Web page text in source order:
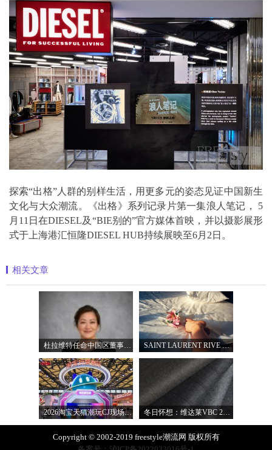
探索“出格”人群的别样生活，用更多元的姿态见证中国新生
文化与大众潮流。《出格》系列记录片第一集浪人笔记， 5
月11日在DIESEL及“BIE别的”官方媒体首映，并以摄影展形
式于上海港汇恒隆DIESEL HUB持续展映至6月2日。
相关文章
杜拉维特任命中国区董事总经理杨琛女士 SAINT LAURENT RIVE DROITE圣罗兰北京右岸精品店
2026淘宝天猫潮玩CJ现场直击，以五大圈层 冬日怀想：维达莱VBC 2027秋冬面料系列
Copyright © 2002-2019 freestyle潮流网 版权所有